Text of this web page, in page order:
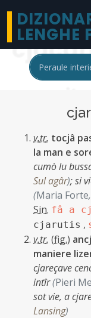
LENGHE
v.tr. tocjâ
la man e
cumò lu
Sul agâr);si
(Maria Forte,
Sin. fâ a
cjarutis ,
v.tr. (fig.)
maniere
cjareçave
intîr(Pieri
sot vie, a
Lansing)